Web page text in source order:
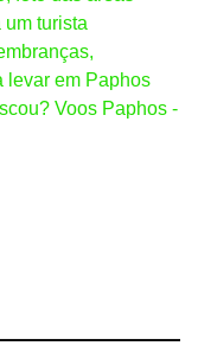
turista
levar em Paphos
Voos Paphos -